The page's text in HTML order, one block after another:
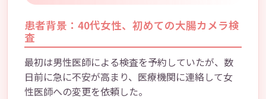
患者背景：40代女性、初めての大腸カメラ検
査
最初は男性医師による検査を予約していたが、数
日前に急に不安が高まり、医療機関に連絡して女
性医師への変更を依頼した。